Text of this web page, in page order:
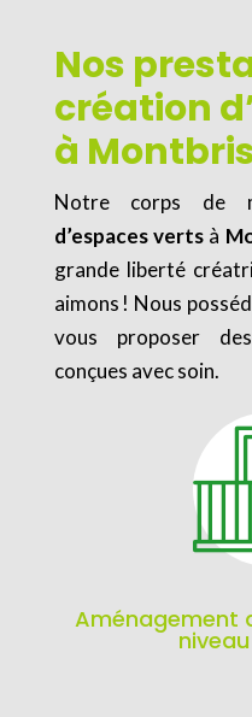
Nos
création
à
Notre corps de
d’espaces verts à
grande liberté
aimons ! Nous
vous proposer
conçues avec soin.
Aménagement